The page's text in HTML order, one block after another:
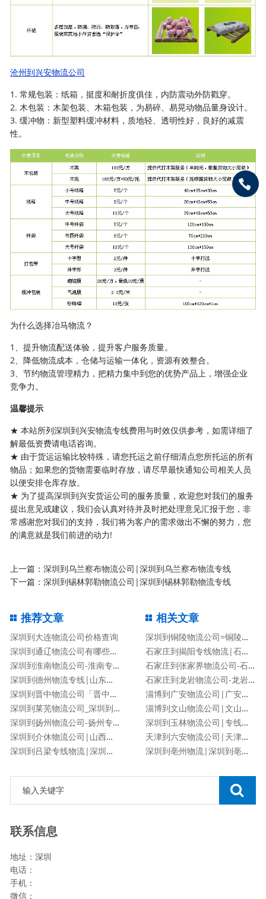
沧州到兴安物流公司
1. 常规包装：纸箱，挺度和耐折度俱佳，内防震动外防戳穿。
2. 木包装：木架包装、木箱包装，为易碎、易晃动物品量身设计。
3. 缓冲物：新型塑料缓冲材料，质地轻、透明性好，良好的减震
性。
为什么选择冶马物流？
1、提升物流配送体验，提升客户服务质量。
2、降低物流成本，仓储与运输一体化，资源有效整合。
3、节约物流管理精力，把精力集中到您的优势产品上，增强企业
竞争力。
温馨提示
★ 本站所列深圳到兴安物流专线费用与时效仅供参考，如需详细了
解最低资费请电话咨询。
★ 由于货运运输比较特殊，请您托运之前仔细清点您所托运的所有
物品；如果您的货物需要临时存放，请尽早最快通知公司相关人员
以便安排仓库存放。
★ 为了提高深圳到兴安货运公司的服务质量，欢迎您对我们的服务
提出意见或建议，我们会认真对待并及时把处理意见汇报于您，非
常感谢您对我们的支持，我们将为客户的需求做出不懈的努力，您
的满意就是我们前进的动力!
上一篇：深圳到乌兰察布物流公司|深圳到乌兰察布物流专线
下一篇：深圳到锡林郭勒物流公司|深圳到锡林郭勒物流专线
推荐文章
深圳到大连物流公司价格查询
深圳到通辽物流公司有哪些专线
深圳到淮南物流公司-淮南专线
深圳到德州物流专线|山东专线
深圳到晋中物流公司「晋中专线」
深圳到莱芜物流公司_深圳到莱芜物流专线
深圳到扬州物流公司-扬州专线
深圳到介休物流公司|山西专线
深圳到吕梁专线物流|深圳到吕梁物流公司
相关文章
深圳到铜陵物流公司=铜陵专线
石家庄到揭阳专线物流|石家庄到揭阳物流公司
石家庄到张家界物流公司-石家庄到张家界货运专线
石家庄到龙岩物流公司-龙岩专线
淄博到广安物流公司|广安专线
淄博到文山物流公司|文山专线
深圳到玉林物流公司|专线直达
天津到六安物流公司|天津到六安物流专线
深圳到亳州物流|深圳到亳州专线
联系信息
地址：深圳
电话：
手机：
微信：